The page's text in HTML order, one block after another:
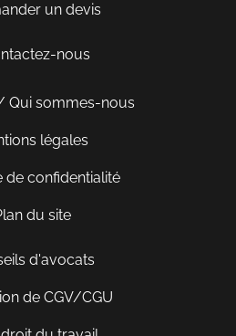
un devis
nous
Qui sommes-nous
légales
de confidentialité
du site
d'avocats
de CGV/CGU